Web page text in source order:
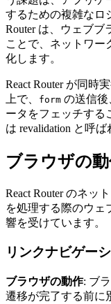
するための複雑なロ
Router は、ウェブブ
ことで、ネットワー
化します。
React Router が同時
上で、
form の送信後
ータをフェッチする
は revalidation と呼ば
ブラウザの
React Router のネッ
を処理する際のウェ
響を受けています。
リンクナビゲー
ブラウザの動作: ブ
遷移が完了する前に